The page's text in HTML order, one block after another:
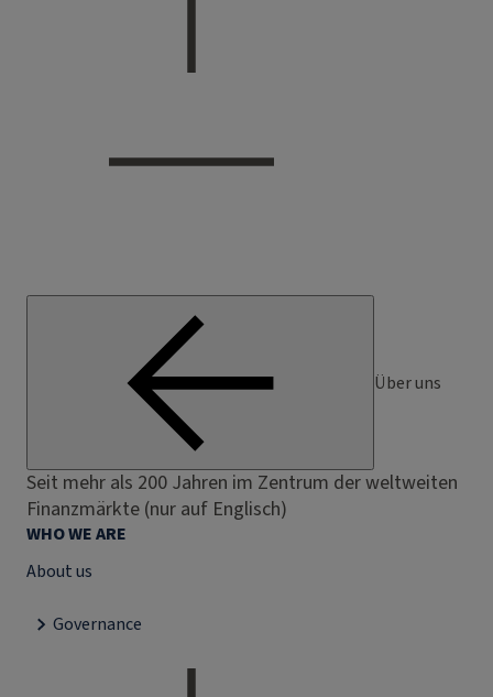
Über uns
Seit mehr als 200 Jahren im Zentrum der weltweiten
Finanzmärkte (nur auf Englisch)
WHO WE ARE
About us
Governance